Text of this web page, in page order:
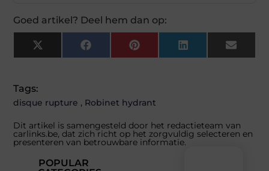
Goed artikel? Deel hem dan op:
X
(Twitter)
FacebookPinterestLinkedInEmail
Tags:
disque rupture , Robinet hydrant
Dit artikel is samengesteld door het redactieteam van
carlinks.be, dat zich richt op het zorgvuldig selecteren en
presenteren van betrouwbare informatie.
POPULAR